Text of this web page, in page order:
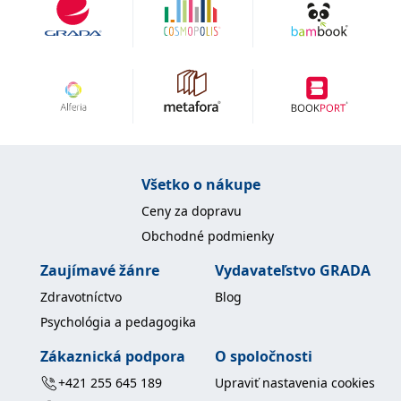
Všetko o nákupe
Ceny za dopravu
Obchodné podmienky
Zaujímavé žánre
Zdravotníctvo
Psychológia a pedagogika
Vydavateľstvo GRADA
Blog
Zákaznická podpora
+421 255 645 189
O spoločnosti
Upraviť nastavenia cookies
2 měsíce
Tento soubor cookie
poskytuje jednoznačně
přiřazené strojově
aktivitě na webu. Tato
data mohou být
odeslána k analýze a
hlášení třetí straně.